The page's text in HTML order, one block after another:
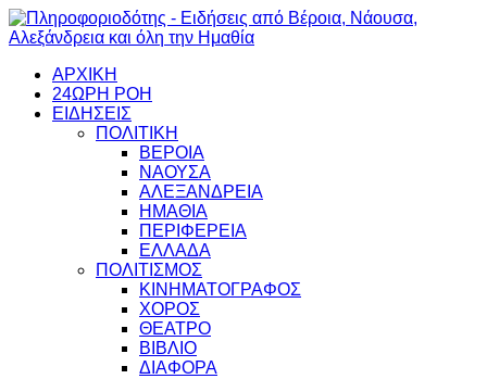
ΑΡΧΙΚΗ
24ΩΡΗ ΡΟΗ
ΕΙΔΗΣΕΙΣ
ΠΟΛΙΤΙΚΗ
ΒΕΡΟΙΑ
ΝΑΟΥΣΑ
ΑΛΕΞΑΝΔΡΕΙΑ
ΗΜΑΘΙΑ
ΠΕΡΙΦΕΡΕΙΑ
ΕΛΛΑΔΑ
ΠΟΛΙΤΙΣΜΟΣ
ΚΙΝΗΜΑΤΟΓΡΑΦΟΣ
ΧΟΡΟΣ
ΘΕΑΤΡΟ
ΒΙΒΛΙΟ
ΔΙΑΦΟΡΑ